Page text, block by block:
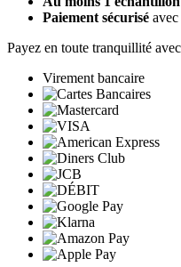
Paiement sécurisé
Payez en toute tranquillité avec
Virement bancaire